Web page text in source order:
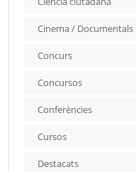
Cinema / Documentals
Concurs
Concursos
Conferències
Cursos
Destacats